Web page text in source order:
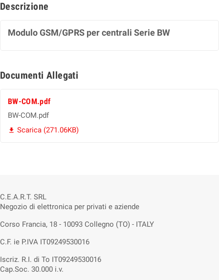
Descrizione
Modulo GSM/GPRS per centrali Serie BW
Documenti Allegati
BW-COM.pdf
BW-COM.pdf
 Scarica (271.06KB)
C.E.A.R.T. SRL
Negozio di elettronica per privati e aziende
Corso Francia, 18 - 10093 Collegno (TO) - ITALY
C.F. ie P.IVA IT09249530016
Iscriz. R.I. di To IT09249530016
Cap.Soc. 30.000 i.v.